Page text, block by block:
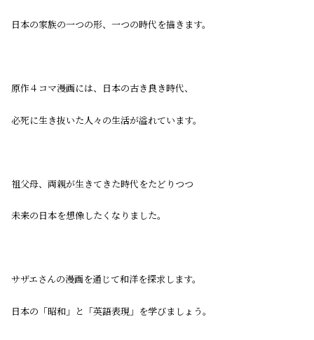
日本の家族の一つの形、一つの時代を描きます。
原作４コマ漫画には、日本の古き良き時代、
必死に生き抜いた人々の生活が溢れています。
祖父母、両親が生きてきた時代をたどりつつ
未来の日本を想像したくなりました。
サザエさんの漫画を通じて和洋を探求します。
日本の「昭和」と「英語表現」を学びましょう。